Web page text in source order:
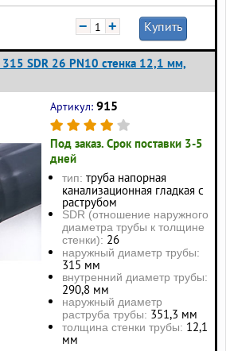
− + Купить
SDR 26 PN10 стенка 12,1 мм,
Артикул: 915
Под заказ. Срок поставки 3-5
дней
тип: труба напорная
канализационная гладкая с
раструбом
SDR (отношение наружного
диаметра трубы к толщине
стенки): 26
наружный диаметр трубы:
315 мм
внутренний диаметр трубы:
290,8 мм
наружный диаметр
раструба трубы: 351,3 мм
толщина стенки трубы: 12,1
мм